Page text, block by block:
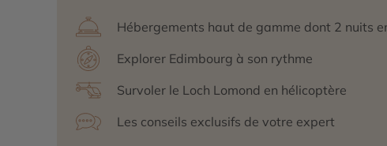
Hébergements haut de gamme dont 2 nuits
Explorer Edimbourg à son rythme
Survoler le Loch Lomond en hélicoptère
Les conseils exclusifs de votre expert